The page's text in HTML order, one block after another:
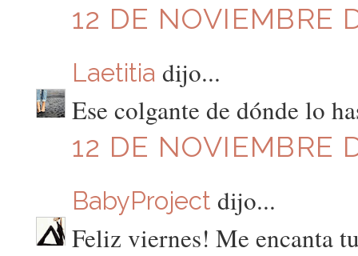
12 DE NOVIEMBRE
Laetitia dijo...
Ese colgante de dónde lo
12 DE NOVIEMBRE
BabyProject dijo...
Feliz viernes! Me encanta